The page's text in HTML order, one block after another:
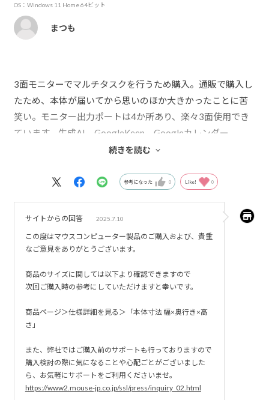
OS：Windows 11 Home 64ビット
まつも
3面モニターでマルチタスクを行うため購入。通販で購入し
たため、本体が届いてから思いのほか大きかったことに苦
笑い。モニター出力ポートは4か所あり、楽々3面使用でき
ています。生成AI、GoogleKeep、Googleカレンダー、
Gmail を常時並べ、作業もサクサク、ストレスなくできて大
した。大変ありがたかったです。
続きを読む
参考になった 0 Like! 0
サイトからの回答 2025.7.10
この度はマウスコンピューター製品のご購入および、貴重
なご意見をありがとうございます。
商品のサイズに関しては以下より確認できますので
次回ご購入時の参考にしていただけますと幸いです。
商品ページ＞仕様詳細を見る＞「本体寸法 幅×奥行き×高
さ」
また、弊社ではご購入前のサポートも行っておりますので
購入検討の際に気になることや心配ごとがございました
ら、お気軽にサポートをご利用くださいませ。
https://www2.mouse-jp.co.jp/ssl/press/inquiry_02.html